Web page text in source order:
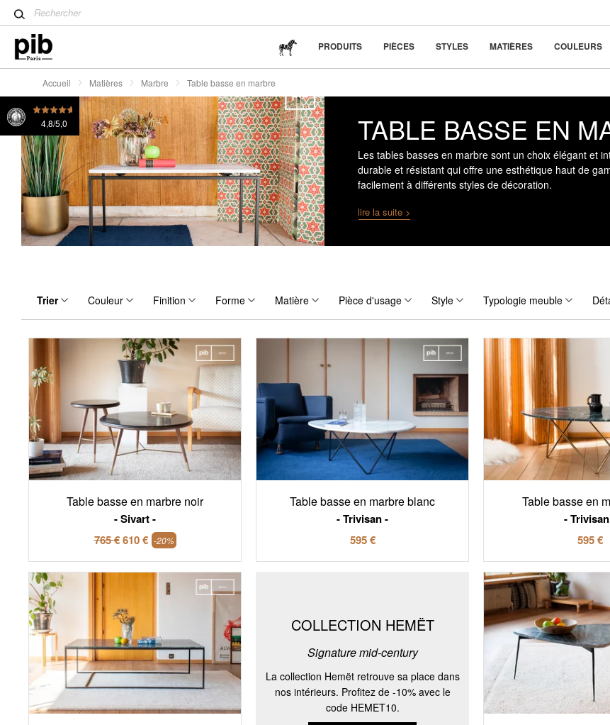
Wabi-Sabi : L'art de trouver la beauté dans la
PRODUITS PIÈCES STYLES MATIÈRES COULEURS
Accueil Matières Marbre Table basse en marbre
TABLE BASSE EN
Les tables basses en marbre sont un choix élégant et
durable et résistant qui offre une esthétique haut de
facilement à différents styles de décoration.
lire la suite >
Trier Couleur Finition Forme Matière Pièce d'usage Style Typologie meuble
Table basse en marbre noir
Sivart
765 €610 € -20%
Table basse en marbre blanc
Trivisan
595 €
Table basse en
Trivisan
595 €
COLLECTION HEMËT
Signature mid-century
La collection Hemët retrouve sa place dans
nos intérieurs. Profitez de -10% avec le
code HEMET10.
4,8/5,0